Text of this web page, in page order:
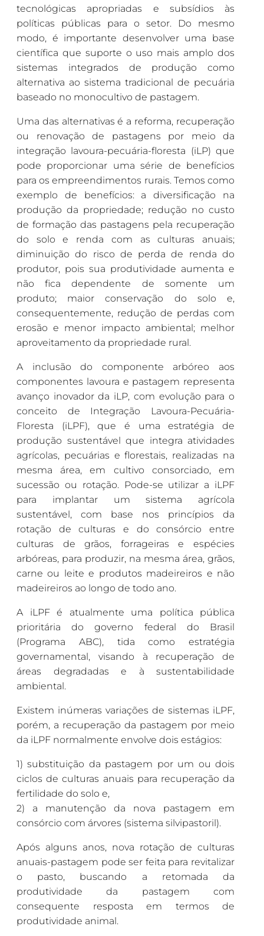
tecnológicas apropriadas e subsídios às
políticas públicas para o setor. Do mesmo
modo, é importante desenvolver uma base
científica que suporte o uso mais amplo dos
sistemas integrados de produção como
alternativa ao sistema tradicional de pecuária
baseado no monocultivo de pastagem.
Uma das alternativas é a reforma, recuperação
ou renovação de pastagens por meio da
integração lavoura-pecuária-floresta (iLP) que
pode proporcionar uma série de benefícios
para os empreendimentos rurais. Temos como
exemplo de benefícios: a diversificação na
produção da propriedade; redução no custo
de formação das pastagens pela recuperação
do solo e renda com as culturas anuais;
diminuição do risco de perda de renda do
produtor, pois sua produtividade aumenta e
não fica dependente de somente um
produto; maior conservação do solo e,
consequentemente, redução de perdas com
erosão e menor impacto ambiental; melhor
aproveitamento da propriedade rural.
A inclusão do componente arbóreo aos
componentes lavoura e pastagem representa
avanço inovador da iLP, com evolução para o
conceito de Integração Lavoura-Pecuária-
Floresta (iLPF), que é uma estratégia de
produção sustentável que integra atividades
agrícolas, pecuárias e florestais, realizadas na
mesma área, em cultivo consorciado, em
sucessão ou rotação. Pode-se utilizar a iLPF
para implantar um sistema agrícola
sustentável, com base nos princípios da
rotação de culturas e do consórcio entre
culturas de grãos, forrageiras e espécies
arbóreas, para produzir, na mesma área, grãos,
carne ou leite e produtos madeireiros e não
madeireiros ao longo de todo ano.
A iLPF é atualmente uma política pública
prioritária do governo federal do Brasil
(Programa ABC), tida como estratégia
governamental, visando à recuperação de
áreas degradadas e à sustentabilidade
ambiental.
Existem inúmeras variações de sistemas iLPF,
porém, a recuperação da pastagem por meio
da iLPF normalmente envolve dois estágios:
1) substituição da pastagem por um ou dois
ciclos de culturas anuais para recuperação da
fertilidade do solo e,
2) a manutenção da nova pastagem em
consórcio com árvores (sistema silvipastoril).
Após alguns anos, nova rotação de culturas
anuais-pastagem pode ser feita para revitalizar
o pasto, buscando a retomada da
produtividade da pastagem com
consequente resposta em termos de
produtividade animal.